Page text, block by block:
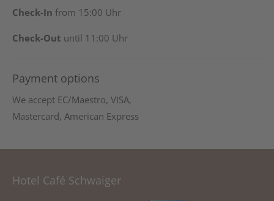
Check-In from 15:00 Uhr
Check-Out until 11:00 Uhr
Payment options
We accept EC/Maestro, VISA,
Mastercard, American Express
Hotel Café Schwaiger